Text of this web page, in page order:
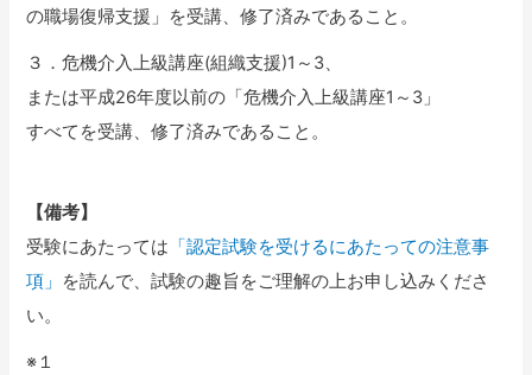
の職場復帰支援」を受講、修了済みであること。
３．危機介入上級講座(組織支援)1～3、
または平成26年度以前の「危機介入上級講座1～3」
すべてを受講、修了済みであること。
【備考】
受験にあたっては 「認定試験を受けるにあたっての注意事
項」 を読んで、試験の趣旨をご理解の上お申し込みくださ
い。
※１